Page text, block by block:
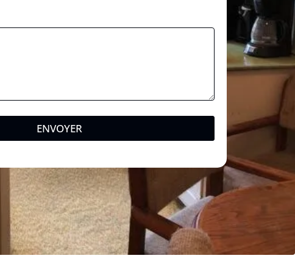
ENVOYER